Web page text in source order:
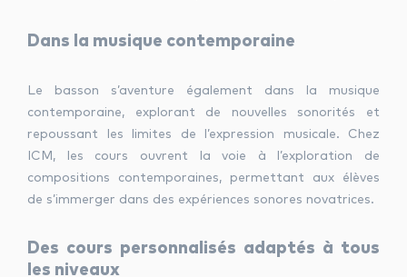
Dans la musique contemporaine
Le basson s’aventure également dans la musique
contemporaine, explorant de nouvelles sonorités et
repoussant les limites de l’expression musicale. Chez
ICM, les cours ouvrent la voie à l’exploration de
compositions contemporaines, permettant aux élèves
de s’immerger dans des expériences sonores novatrices.
Des cours personnalisés adaptés à tous
les niveaux